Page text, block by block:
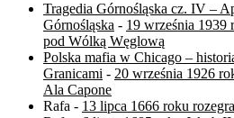
Tragedia Górnośląska cz. IV –
Górnośląska - 19 września 1939
pod Wólką Węglową
Polska mafia w Chicago –
Granicami - 20 września 1926
Ala Capone
Rafa - 13 lipca 1666 roku